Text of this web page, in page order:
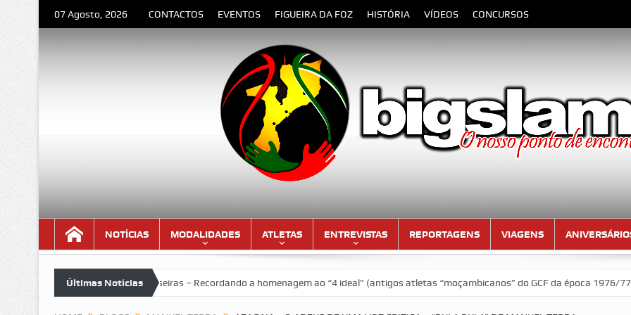
07 Agosto, 2026 CONTACTOS EVENTOS FIGUEIRA DA FOZ HISTÓRIA VÍDEOS CONCURSOS
NOTÍCIAS MODALIDADES ATLETAS ENTREVISTAS REPORTAGENS VIAGENS
Últimas Notícias
VII Torneio das Traseiras – Recordando a homenagem ao “4 ideal” (antigos atletas “moçambicanos” do GCF da época 1976/77)